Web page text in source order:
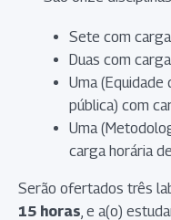
Sete com
Duas com
Uma
pública) com
Uma
carga horária
Serão ofertados três
15 horas, e a(o)